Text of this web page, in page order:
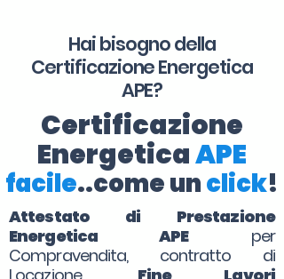
Hai bisogno della
Certificazione Energetica
APE?
Certificazione
EnergeticaAPE
facile..come unclick!
Attestato di Prestazione
Energetica APEper
Compravendita, contratto di